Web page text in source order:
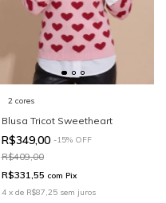
2 cores
Blusa Tricot Sweetheart
R$349,00 -15% OFF
R$409,00
R$331,55 com Pix
4 x de R$87,25 sem juros